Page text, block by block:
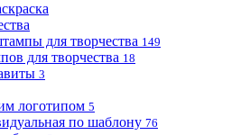
для творчества 149
для творчества 18
3
логотипом 5
по шаблону 76